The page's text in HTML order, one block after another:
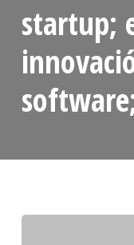
startup;